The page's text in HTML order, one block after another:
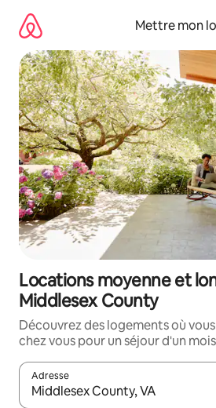
directement
contenu
Mettre mon
Locations moyenne et
Middlesex County
Découvrez des logements où
chez vous pour un séjour d'un
Adresse
Lorsque les résultats s'affichent,